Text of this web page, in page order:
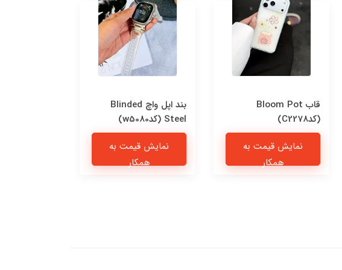
قاب Bloom Pot
(کدC2278)
نمایش قیمت به
همکار
بند اپل واچ Blinded
Steel (کدw5080)
نمایش قیمت به
همکار